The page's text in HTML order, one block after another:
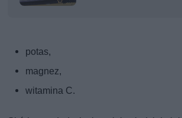
potas,
magnez,
witamina C.